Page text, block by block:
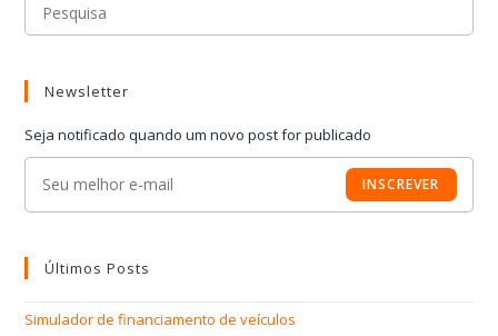
Newsletter
Seja notificado quando um novo post for publicado
INSCREVER
Últimos Posts
Simulador de financiamento de veículos